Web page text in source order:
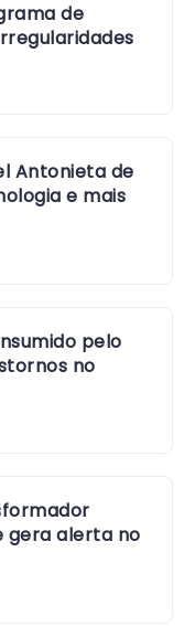
de
Antonieta de
e mais
pelo
no
gera alerta no